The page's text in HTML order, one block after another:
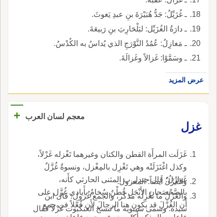
ـ غُزَيِّلُ: جَدُّ هُبَيْرَةَ بنِ عبدِ يَغوثَ.
ـ دارَةُ الغُزَيِّل: لبَلْحَارِثِ بنِ رَبيعَةَ.
ـ مَغازِلُ: عُمُدُ النَّوْرَجِ الذي يُداسُ به الكُدْسُ.
ـ وسَمَّوْا: غَزالاً وغَزالَةَ.
عرض المزيد
معجم لسان العرب
+
غزل
غَزَلَت المرأَة القطن والكتان وغيرهما تَغْزله غَزْلاً،
وكذل اغْتَزَلَتْه وهي تَغْزِل بالمِغْزل، ونسوةٌ غُزَّلٌ
غَوازُِلُ؛ قال جندل ب المثنى الحارثي كأَنه،
بالصَّحْصَحانِ الأَنْجَلِ قُطْنٌ سُخامٌ بأَيادي غُزَّل على
أَن الغُزَّلَ قد يكون هنا الرجالَ لأَن فُعَّلاً في جمع
والغَزْلُ أَيضاً: المغزول.
والغَزْلُ ما تغْزِلُه مذكر، والجمع غُزول؛ قال ابن
سيده: وسمى سيبويه ما تنسج العنكبوت غَزْلاً فقال